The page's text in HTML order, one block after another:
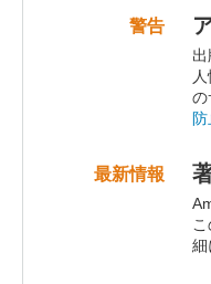
警告
の
最新情報
細